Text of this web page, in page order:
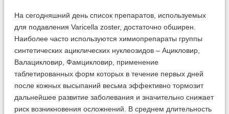
На сегодняшний день список препаратов, используемых
для подавления Varicella zoster, достаточно обширен.
Наиболее часто используются химиопрепараты группы
синтетических ациклических нуклеозидов – Ацикловир,
Валацикловир, Фамцикловир, применение
таблетированных форм которых в течение первых дней
после кожных высыпаний весьма эффективно тормозит
дальнейшее развитие заболевания и значительно снижает
риск возникновения осложнений. В среднем длительность